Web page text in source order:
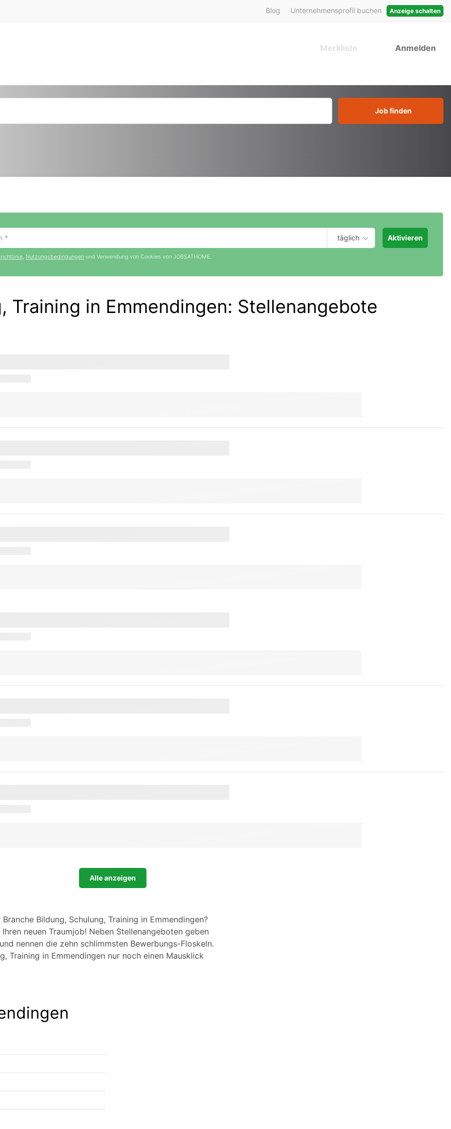
Anzeige schalten
Blog Unternehmensprofil buchen
Anmelden
Merkliste
Job finden
täglich Aktivieren
, Nutzungsbedingungen und Verwendung von Cookies von JOBSATHOME.
Training in Emmendingen: Stellenangebote
Alle anzeigen
Bildung, Schulung, Training in Emmendingen?
neuen Traumjob! Neben Stellenangeboten geben
nennen die zehn schlimmsten Bewerbungs-Floskeln.
Training in Emmendingen nur noch einen Mausklick